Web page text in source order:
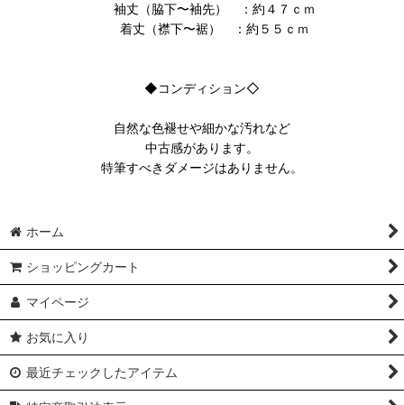
袖丈（脇下〜袖先） ：約４７ｃｍ
着丈（襟下〜裾） ：約５５ｃｍ
◆コンディション◇
自然な色褪せや細かな汚れなど
中古感があります。
特筆すべきダメージはありません。
ホーム
ショッピングカート
マイページ
お気に入り
最近チェックしたアイテム